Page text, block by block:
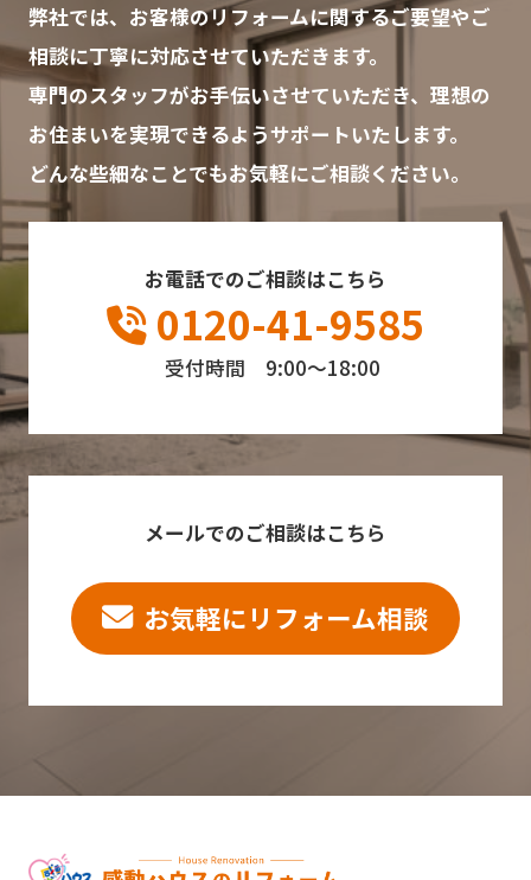
弊社では、お客様のリフォームに関するご要望やご
相談に丁寧に対応させていただきます。
専門のスタッフがお手伝いさせていただき、理想の
お住まいを実現できるようサポートいたします。
どんな些細なことでもお気軽にご相談ください。
お電話でのご相談はこちら
0120-41-9585
受付時間 9:00～18:00
メールでのご相談はこちら
お気軽にリフォーム相談